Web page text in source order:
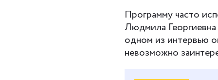
Программу часто
Людмила
одном из интервью
невозможно